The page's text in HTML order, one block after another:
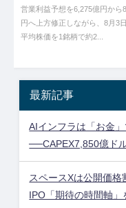
ル
営業利益予想を6,275億円から
円へ上方修正しながら、8月3
平均株価を1銘柄で約2...
最新記事
AIインフラは「お金
──CAPEX7,850億ド
スペースXは公開価
IPO「期待の時間軸